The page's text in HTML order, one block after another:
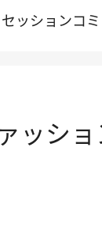
セッションコ
ッショ